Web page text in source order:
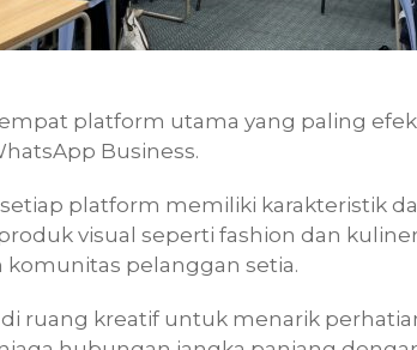
platform utama yang paling
Business.
platform memiliki karakteristik
visual seperti fashion dan
pelanggan setia.
ruang kreatif untuk menarik